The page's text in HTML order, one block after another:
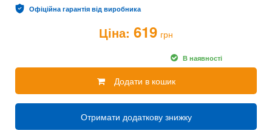
Офіційна гарантія від виробника
Ціна: 619 грн
В наявності
Додати в кошик
Отримати додаткову знижку